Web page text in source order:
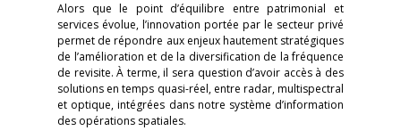
Alors que le point d’équilibre entre patrimonial et
services évolue, l’innovation portée par le secteur privé
permet de répondre aux enjeux hautement stratégiques
de l’amélioration et de la diversification de la fréquence
de revisite. À terme, il sera question d’avoir accès à des
solutions en temps quasi-réel, entre radar, multispectral
et optique, intégrées dans notre système d’information
des opérations spatiales.